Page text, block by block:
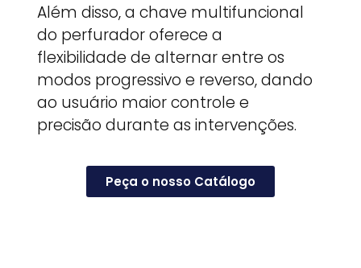
Além disso, a chave multifuncional
do perfurador oferece a
flexibilidade de alternar entre os
modos progressivo e reverso, dando
ao usuário maior controle e
precisão durante as intervenções.
Peça o nosso Catálogo